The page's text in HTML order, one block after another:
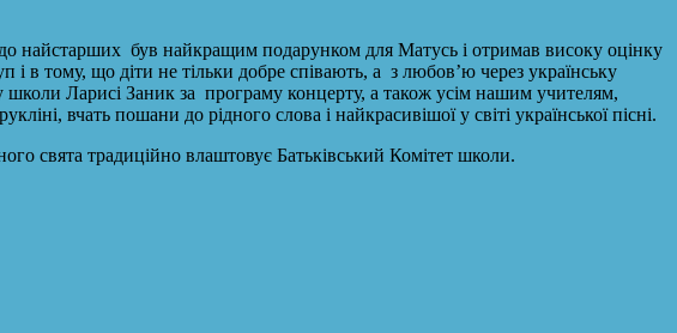
найстарших був найкращим подарунком для Матусь і отримав високу оцінку
в тому, що діти не тільки добре співають, а з любов’ю через українську
Ларисі Заник за програму концерту, а також усім нашим учителям,
вчать пошани до рідного слова і найкрасивішої у світі української пісні.
свята традиційно влаштовує Батьківський Комітет школи.